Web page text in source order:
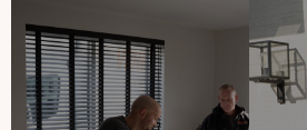
Verhuizing
Uw inboedel van A naar